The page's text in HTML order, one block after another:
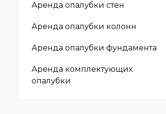
Аренда опалубки стен
Аренда опалубки колонн
Аренда опалубки фундамента
Аренда комплектующих
опалубки